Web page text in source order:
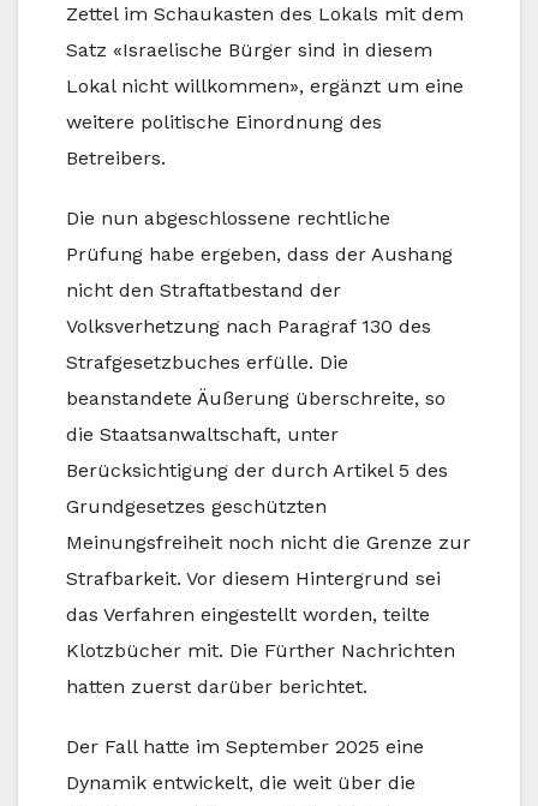
Zettel im Schaukasten des Lokals mit dem
Satz «Israelische Bürger sind in diesem
Lokal nicht willkommen», ergänzt um eine
weitere politische Einordnung des
Betreibers.
Die nun abgeschlossene rechtliche
Prüfung habe ergeben, dass der Aushang
nicht den Straftatbestand der
Volksverhetzung nach Paragraf 130 des
Strafgesetzbuches erfülle. Die
beanstandete Äußerung überschreite, so
die Staatsanwaltschaft, unter
Berücksichtigung der durch Artikel 5 des
Grundgesetzes geschützten
Meinungsfreiheit noch nicht die Grenze zur
Strafbarkeit. Vor diesem Hintergrund sei
das Verfahren eingestellt worden, teilte
Klotzbücher mit. Die Fürther Nachrichten
hatten zuerst darüber berichtet.
Der Fall hatte im September 2025 eine
Dynamik entwickelt, die weit über die